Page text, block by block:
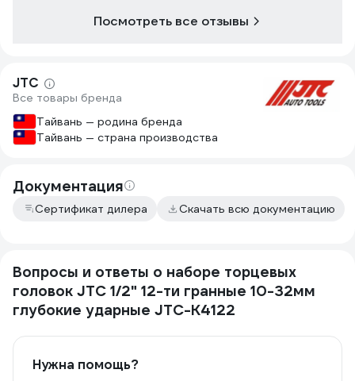
Посмотреть все отзывы
JTC
Все товары бренда
Тайвань — родина бренда
Тайвань — страна производства
Документация
Сертификат дилера Скачать всю документацию
Вопросы и ответы о наборе торцевых
головок JTC 1/2" 12-ти гранные 10-32мм
глубокие ударные JTC-K4122
Нужна помощь?